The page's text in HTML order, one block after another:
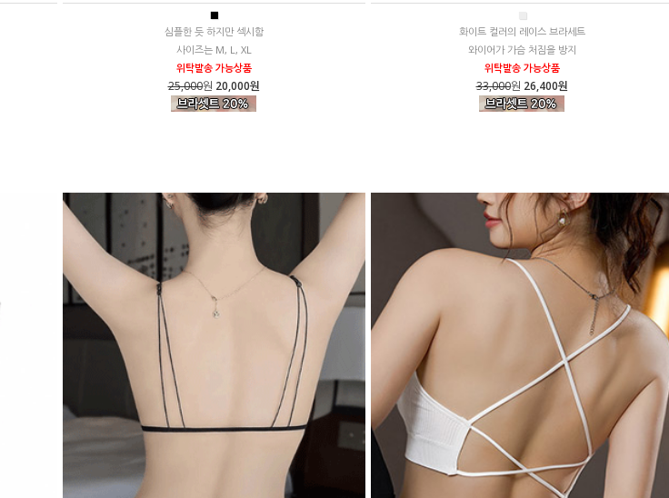
■
심플한 듯 하지만 섹시함
사이즈는 M, L, XL
위탁발송 가능상품
25,000원 20,000원
■
화이트 컬러의 레이스 브라세트
와이어가 가슴 처짐을 방지
위탁발송 가능상품
33,000원 26,400원